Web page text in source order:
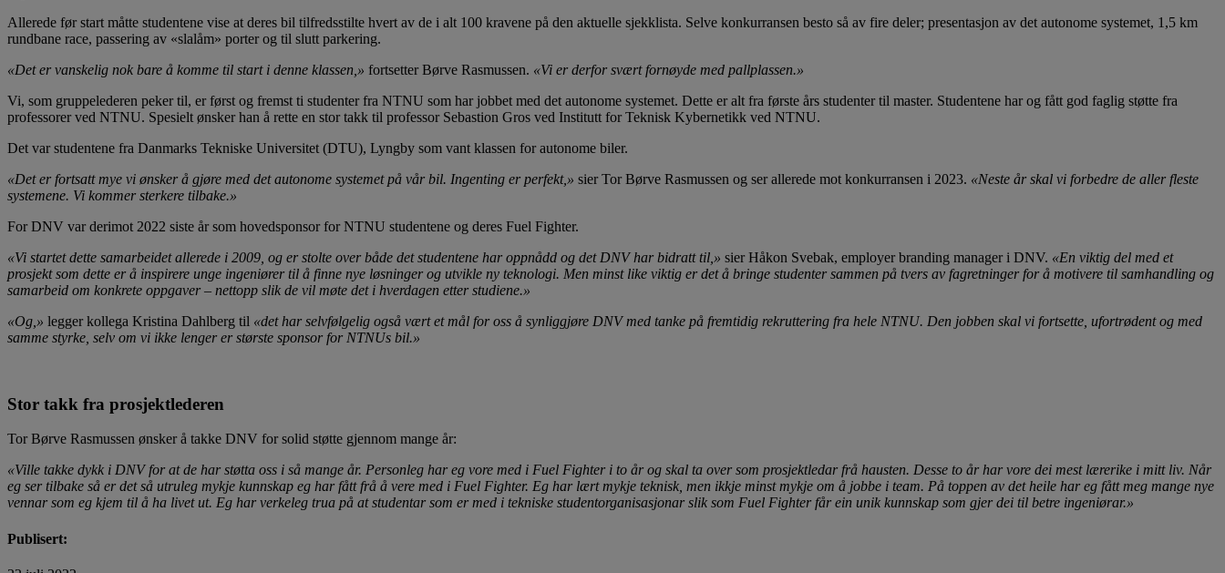
Allerede før start måtte studentene vise at deres bil tilfredsstilte hvert av de i alt 100 kravene på den aktuelle sjekklista. Selve konkurransen besto så av fire deler; presentasjon av det autonome systemet, 1,5 km
rundbane race, passering av «slalåm» porter og til slutt parkering.
«Det er vanskelig nok bare å komme til start i denne klassen,» fortsetter Børve Rasmussen. «Vi er derfor svært fornøyde med pallplassen.»
Vi, som gruppelederen peker til, er først og fremst ti studenter fra NTNU som har jobbet med det autonome systemet. Dette er alt fra første års studenter til master. Studentene har og fått god faglig støtte fra
professorer ved NTNU. Spesielt ønsker han å rette en stor takk til professor Sebastion Gros ved Institutt for Teknisk Kybernetikk ved NTNU.
Det var studentene fra Danmarks Tekniske Universitet (DTU), Lyngby som vant klassen for autonome biler.
«Det er fortsatt mye vi ønsker å gjøre med det autonome systemet på vår bil. Ingenting er perfekt,» sier Tor Børve Rasmussen og ser allerede mot konkurransen i 2023. «Neste år skal vi forbedre de aller fleste
systemene. Vi kommer sterkere tilbake.»
For DNV var derimot 2022 siste år som hovedsponsor for NTNU studentene og deres Fuel Fighter.
«Vi startet dette samarbeidet allerede i 2009, og er stolte over både det studentene har oppnådd og det DNV har bidratt til,» sier Håkon Svebak, employer branding manager i DNV. «En viktig del med et
prosjekt som dette er å inspirere unge ingeniører til å finne nye løsninger og utvikle ny teknologi. Men minst like viktig er det å bringe studenter sammen på tvers av fagretninger for å motivere til samhandling og
samarbeid om konkrete oppgaver – nettopp slik de vil møte det i hverdagen etter studiene.»
«Og,» legger kollega Kristina Dahlberg til «det har selvfølgelig også vært et mål for oss å synliggjøre DNV med tanke på fremtidig rekruttering fra hele NTNU. Den jobben skal vi fortsette, ufortrødent og med
samme styrke, selv om vi ikke lenger er største sponsor for NTNUs bil.»
Stor takk fra prosjektlederen
Tor Børve Rasmussen ønsker å takke DNV for solid støtte gjennom mange år:
«Ville takke dykk i DNV for at de har støtta oss i så mange år. Personleg har eg vore med i Fuel Fighter i to år og skal ta over som prosjektledar frå hausten. Desse to år har vore dei mest lærerike i mitt liv. Når
eg ser tilbake så er det så utruleg mykje kunnskap eg har fått frå å vere med i Fuel Fighter. Eg har lært mykje teknisk, men ikkje minst mykje om å jobbe i team. På toppen av det heile har eg fått meg mange nye
vennar som eg kjem til å ha livet ut. Eg har verkeleg trua på at studentar som er med i tekniske studentorganisasjonar slik som Fuel Fighter får ein unik kunnskap som gjer dei til betre ingeniørar.»
Publisert: